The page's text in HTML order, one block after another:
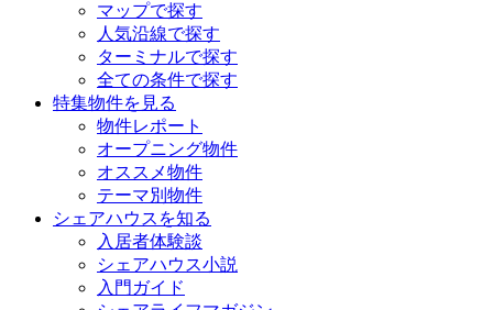
マップで探す
人気沿線で探す
ターミナルで探す
全ての条件で探す
特集物件を見る
物件レポート
オープニング物件
オススメ物件
テーマ別物件
シェアハウスを知る
入居者体験談
シェアハウス小説
入門ガイド